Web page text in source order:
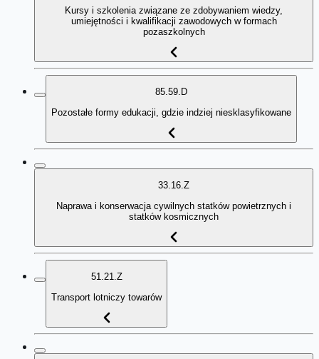
Kursy i szkolenia związane ze zdobywaniem wiedzy,
umiejętności i kwalifikacji zawodowych w formach
pozaszkolnych
85.59.D
Pozostałe formy edukacji, gdzie indziej niesklasyfikowane
33.16.Z
Naprawa i konserwacja cywilnych statków powietrznych i
statków kosmicznych
51.21.Z
Transport lotniczy towarów